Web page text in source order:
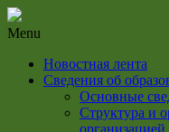
Menu
Новостная лента
Сведения об
Основные
Структура и
организацией